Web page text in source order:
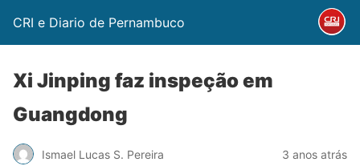
CRI e Diario de Pernambuco
Xi Jinping faz inspeção em
Guangdong
Ismael Lucas S. Pereira 3 anos atrás